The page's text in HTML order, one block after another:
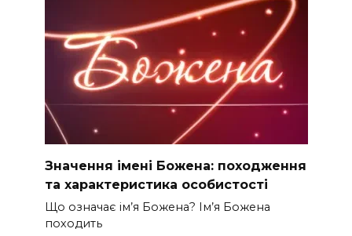
Значення імені Божена: походження
та характеристика особистості
Що означає ім’я Божена? Ім’я Божена
походить